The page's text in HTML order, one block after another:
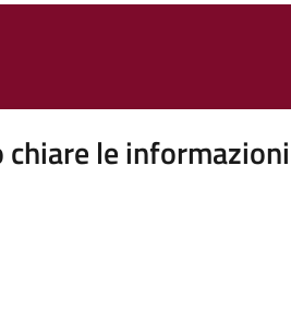
chiare le